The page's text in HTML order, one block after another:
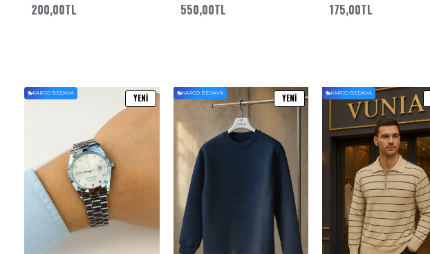
200,00TL 550,00TL 175,00TL
YENI
KARGO BEDAVA YENI
KARGO BEDAVA KARGO BEDAVA